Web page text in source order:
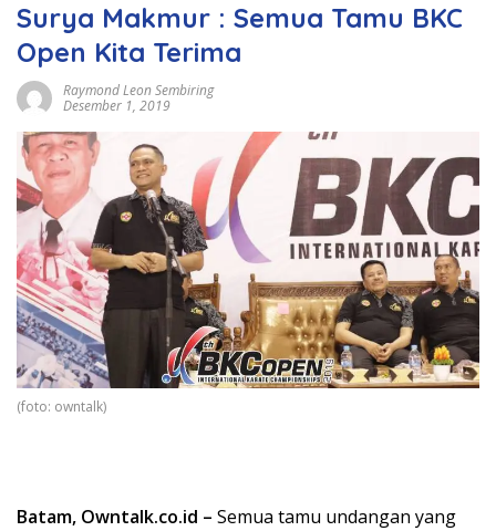
Surya Makmur : Semua Tamu BKC
Open Kita Terima
Raymond Leon Sembiring
Desember 1, 2019
(foto: owntalk)
Batam, Owntalk.co.id – Semua tamu undangan yang